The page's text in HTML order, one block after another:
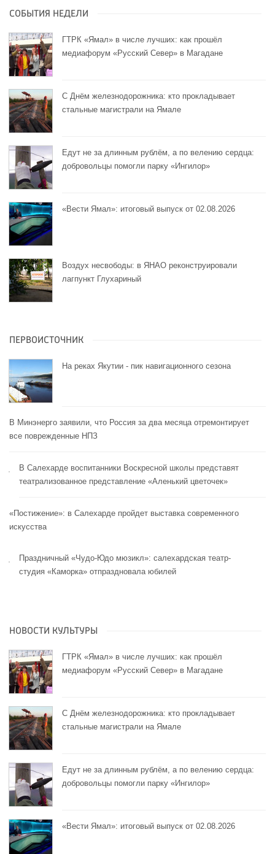
СОБЫТИЯ НЕДЕЛИ
ГТРК «Ямал» в числе лучших: как прошёл
медиафорум «Русский Север» в Магадане
С Днём железнодорожника: кто прокладывает
стальные магистрали на Ямале
Едут не за длинным рублём, а по велению сердца:
добровольцы помогли парку «Ингилор»
«Вести Ямал»: итоговый выпуск от 02.08.2026
Воздух несвободы: в ЯНАО реконструировали
лагпункт Глухариный
ПЕРВОИСТОЧНИК
На реках Якутии - пик навигационного сезона
В Минэнерго заявили, что Россия за два месяца отремонтирует
все поврежденные НПЗ
В Салехарде воспитанники Воскресной школы представят
театрализованное представление «Аленький цветочек»
«Постижение»: в Салехарде пройдет выставка современного
искусства
Праздничный «Чудо-Юдо мюзикл»: салехардская театр-
студия «Каморка» отпраздновала юбилей
НОВОСТИ КУЛЬТУРЫ
ГТРК «Ямал» в числе лучших: как прошёл
медиафорум «Русский Север» в Магадане
С Днём железнодорожника: кто прокладывает
стальные магистрали на Ямале
Едут не за длинным рублём, а по велению сердца:
добровольцы помогли парку «Ингилор»
«Вести Ямал»: итоговый выпуск от 02.08.2026